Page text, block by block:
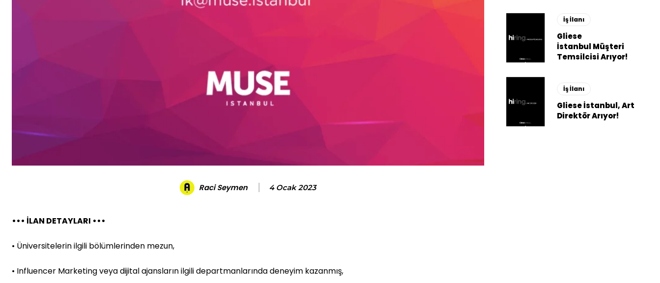
Raci Seymen 4 Ocak 2023
••• İLAN DETAYLARI •••
• Üniversitelerin ilgili bölümlerinden mezun,
• Influencer Marketing veya dijital ajansların ilgili departmanlarında deneyim kazanmış,
İş İlanı
Gliese
İstanbul Müşteri
Temsilcisi Arıyor!
İş İlanı
Gliese İstanbul, Art
Direktör Arıyor!